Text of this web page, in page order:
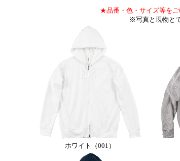
★品番・色・サイズ等をご
※写真と現物と
ホワイト（001）